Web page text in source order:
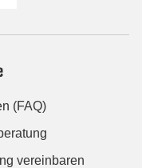
(FAQ)
vereinbaren